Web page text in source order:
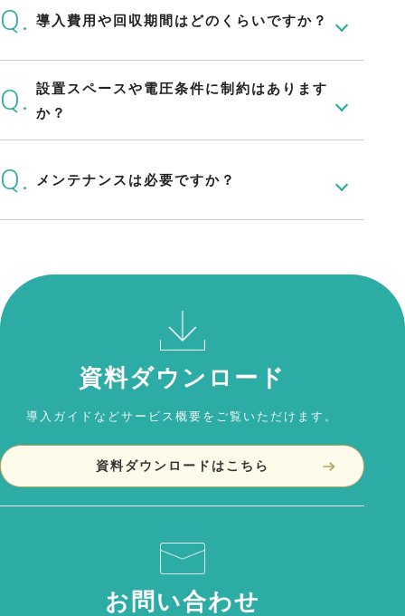
はい、停電時でも施設内電力のバックアッ
プとして利用可能です。
Q. 導入費用や回収期間はどのくらいですか？
規模や設置条件により異なりますが、小規
模自家消費用は比較的短期間での回収を想
Q.
設置スペースや電圧条件に制約はあります
か？
応可能です。直流高電圧対応により設置面
Q. メンテナンスは必要ですか？
ートします。必要に応じて部品交換や技術
資料ダウンロード
導入ガイドなどサービス概要をご覧いただけます。
資料ダウンロードはこちら
お問い合わせ